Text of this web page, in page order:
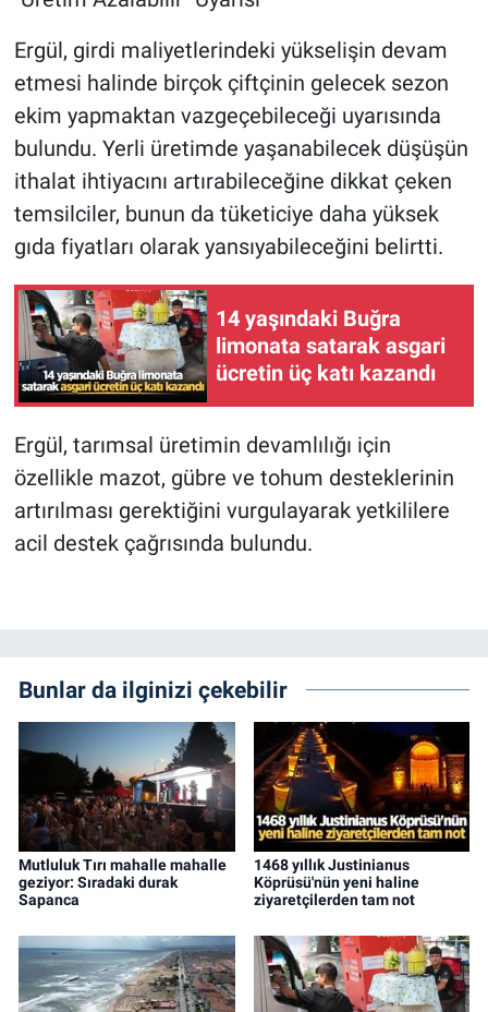
Ergül, girdi maliyetlerindeki yükselişin devam
etmesi halinde birçok çiftçinin gelecek sezon
ekim yapmaktan vazgeçebileceği uyarısında
bulundu. Yerli üretimde yaşanabilecek düşüşün
ithalat ihtiyacını artırabileceğine dikkat çeken
temsilciler, bunun da tüketiciye daha yüksek
gıda fiyatları olarak yansıyabileceğini belirtti.
14 yaşındaki Buğra
limonata satarak asgari
ücretin üç katı kazandı
Ergül, tarımsal üretimin devamlılığı için
özellikle mazot, gübre ve tohum desteklerinin
artırılması gerektiğini vurgulayarak yetkililere
acil destek çağrısında bulundu.
Bunlar da ilginizi çekebilir
Mutluluk Tırı mahalle mahalle
geziyor: Sıradaki durak
Sapanca
1468 yıllık Justinianus
Köprüsü'nün yeni haline
ziyaretçilerden tam not